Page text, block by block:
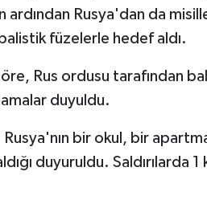
ardından Rusya'dan da
füzelerle hedef aldı.
Rus ordusu tarafından
duyuldu.
bir okul, bir
duyuruldu. Saldırılarda 1